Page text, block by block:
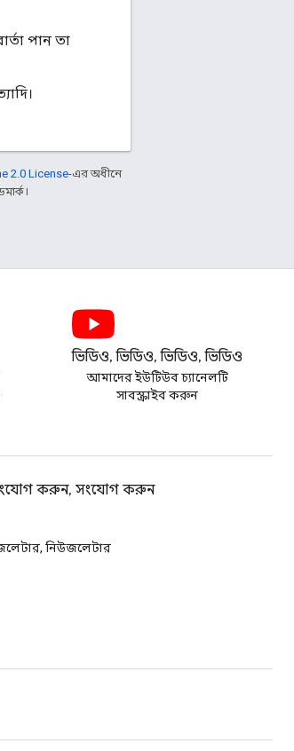
পান তা
2.0 License-এর অধীনে
ভিডিও, ভিডিও, ভিডিও, ভিডিও
আমাদের ইউটিউব চ্যানেলটি
সাবস্ক্রাইব করুন
করুন, সংযোগ করুন
নিউজলেটার